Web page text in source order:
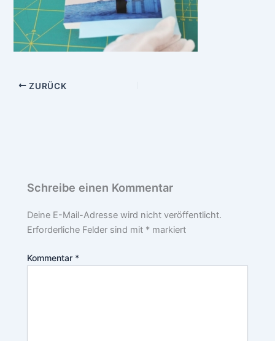
ZURÜCK
Schreibe einen Kommentar
Deine E-Mail-Adresse wird nicht veröffentlicht.
Erforderliche Felder sind mit * markiert
Kommentar *